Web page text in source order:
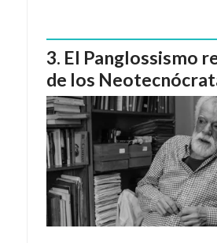
El Panglossismo
de los